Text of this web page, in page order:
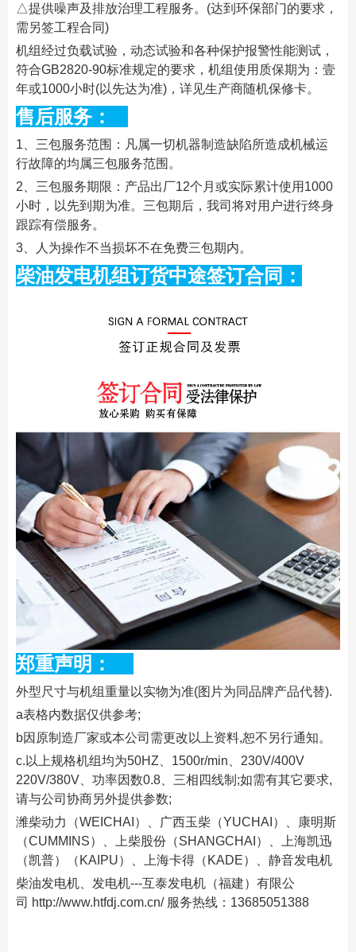
△提供噪声及排放治理工程服务。(达到环保部门的要求，
需另签工程合同)
机组经过负载试验，动态试验和各种保护报警性能测试，
符合GB2820-90标准规定的要求，机组使用质保期为：壹
年或1000小时(以先达为准)，详见生产商随机保修卡。
售后服务：
1、三包服务范围：凡属一切机器制造缺陷所造成机械运
行故障的均属三包服务范围。
2、三包服务期限：产品出厂12个月或实际累计使用1000
小时，以先到期为准。三包期后，我司将对用户进行终身
跟踪有偿服务。
3、人为操作不当损坏不在免费三包期内。
柴油发电机组订货中途签订合同：
郑重声明：
外型尺寸与机组重量以实物为准(图片为同品牌产品代替).
a表格内数据仅供参考;
b因原制造厂家或本公司需更改以上资料,恕不另行通知。
c.以上规格机组均为50HZ、1500r/min、230V/400V
220V/380V、功率因数0.8、三相四线制;如需有其它要求,
请与公司协商另外提供参数;
潍柴动力（WEICHAI）、广西玉柴（YUCHAI）、康明斯
（CUMMINS）、上柴股份（SHANGCHAI）、上海凯迅
（凯普）（KAIPU）、上海卡得（KADE）、静音发电机
柴油发电机、发电机---互泰发电机（福建）有限公
司 http://www.htfdj.com.cn/服务热线：13685051388